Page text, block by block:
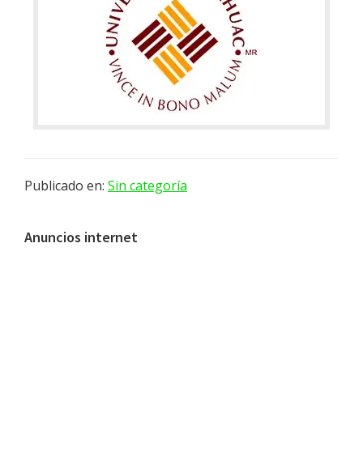
Publicado en: Sin categoría
Barra
Anuncios internet